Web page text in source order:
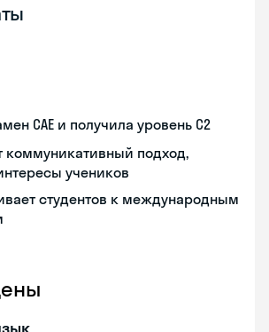
CAE и получила уровень С2
коммуникативный подход,
учеников
студентов к международным